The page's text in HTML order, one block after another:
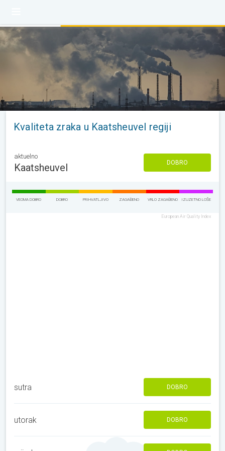
Kvaliteta zraka u Kaatsheuvel regiji
aktuelno
Kaatsheuvel DOBRO
VEOMA DOBRO DOBRO PRIHVATLJIVO ZAGAĐENO VRLO ZAGAĐENO IZUZETNO LOŠE
European Air Quality Index
sutra DOBRO
utorak DOBRO